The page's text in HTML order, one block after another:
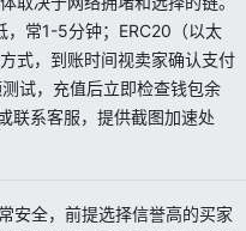
，常1-5分钟；ERC20（以太
式，到账时间视卖家确认支付
试，充值后立即检查钱包余
联系客服，提供截图加速处
安全，前提选择信誉高的买家